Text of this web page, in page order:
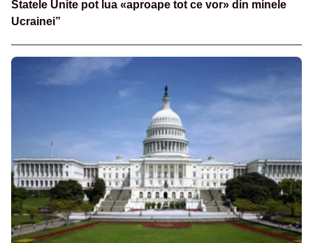
Statele Unite pot lua «aproape tot ce vor» din minele
Ucrainei”